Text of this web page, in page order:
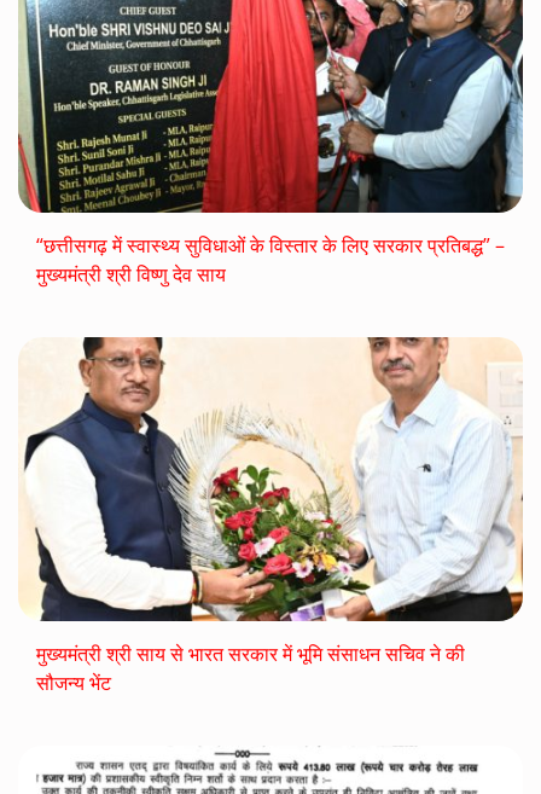
“छत्तीसगढ़ में स्वास्थ्य सुविधाओं के विस्तार के लिए सरकार प्रतिबद्ध” –
मुख्यमंत्री श्री विष्णु देव साय
मुख्यमंत्री श्री साय से भारत सरकार में भूमि संसाधन सचिव ने की
सौजन्य भेंट